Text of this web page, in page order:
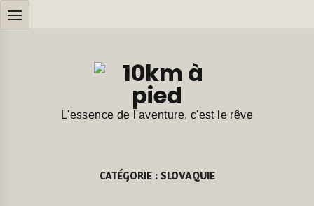
Aller
L'essence de l'aventure, c'est le rêve
CATÉGORIE : SLOVAQUIE